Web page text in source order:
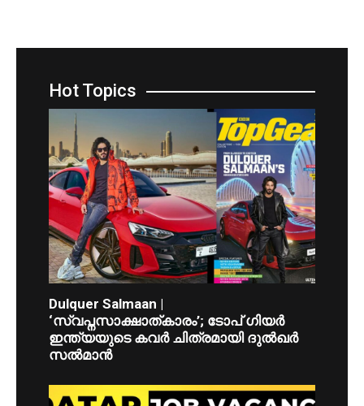
Hot Topics
Dulquer Salmaan |
‘സ്വപ്നസാക്ഷാത്കാരം’; ടോപ് ഗിയർ
ഇന്ത്യയുടെ കവർ ചിത്രമായി ദുൽഖർ
സൽമാൻ